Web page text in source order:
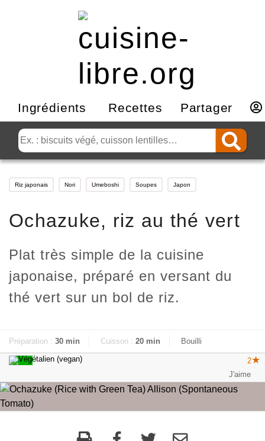
Ingrédients Recettes Partager
Riz japonais Nori Umeboshi Soupes Japon
Ochazuke, riz au thé vert
Plat très simple de la cuisine
japonaise, préparé en versant du
thé vert sur un bol de riz.
Préparation : 30 min Cuisson : 20 min Bouilli
2